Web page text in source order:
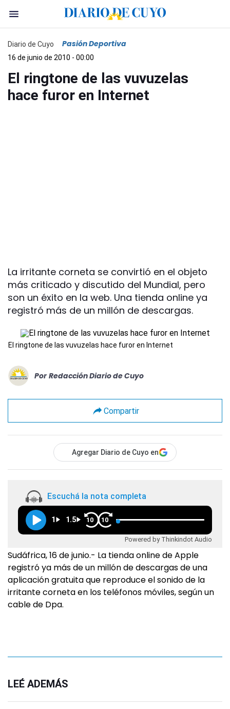
Diario de Cuyo Pasión Deportiva
16 de junio de 2010 - 00:00
El ringtone de las vuvuzelas
hace furor en Internet
La irritante corneta se convirtió en el objeto
más criticado y discutido del Mundial, pero
son un éxito en la web. Una tienda online ya
registró más de un millón de descargas.
El ringtone de las vuvuzelas hace furor en Internet
Por Redacción Diario de Cuyo
Compartir
Agregar Diario de Cuyo en
Escuchá la nota completa
1 1.5 10 10
Powered by Thinkindot Audio
Sudáfrica, 16 de junio.- La tienda online de Apple
registró ya más de un millón de descargas de una
aplicación gratuita que reproduce el sonido de la
irritante corneta en los teléfonos móviles, según un
cable de Dpa.
LEÉ ADEMÁS